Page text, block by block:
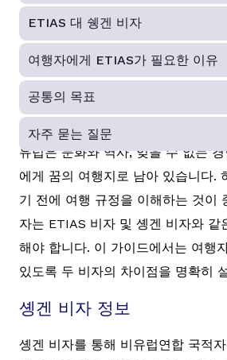
ETIAS 대 쉥겐 비자
여행자에게 ETIAS가 필요한 이유
공통의 목표
자주 묻는 질문
유럽은 문화와 역사, 잊을 수 없는
에게 꿈의 여행지로 남아 있습니다.
기 전에 여행 규정을 이해하는 것이
자는 ETIAS 비자 및 솅겐 비자와 같
해야 합니다. 이 가이드에서는 여행
있도록 두 비자의 차이점을 명확히
솅겐 비자 정보
솅겐 비자를 통해 비유럽연합 국적